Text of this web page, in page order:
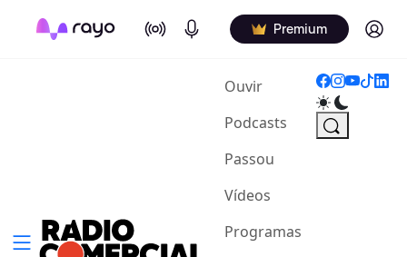
On Air Podcasts Premium Log in
Ouvir(current)
Podcasts
Passou
Vídeos
Programas